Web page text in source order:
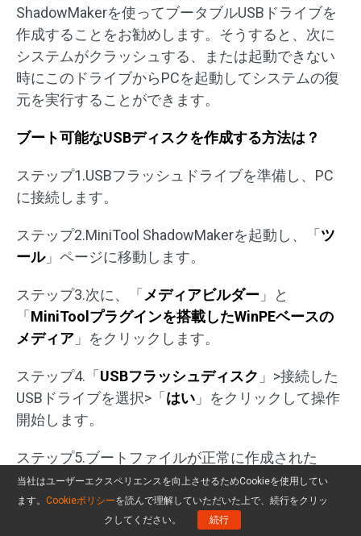
ShadowMakerを使ってブータブルUSBドライブを
作成することをお勧めします。そうすると、次に
システムがクラッシュする、または起動できない
時にこのドライブからPCを起動してシステムの復
元を実行することができます。
ブート可能なUSBディスクを作成する方法は？
ステップ1.USBフラッシュドライブを準備し、PC
に接続します。
ステップ2.MiniTool ShadowMakerを起動し、「ツ
ール」ページに移動します。
ステップ3.次に、「メディアビルダー 」と
「MiniToolプラグインを搭載したWinPEベースの
メディア 」をクリックします。
ステップ4.「USBフラッシュディスク 」>接続した
USBドライブを選択>「はい 」をクリックして操作
開始します。
ステップ5.ブートファイルが正常に作成された
ら、「完了」をクリックします。
当社はユーザーエクスペリエンスを向上させるためCookieを使用してい
ます。 Cookieポリシーを読んで理解していただいた上で、続行をクリッ
クしてください。
続行